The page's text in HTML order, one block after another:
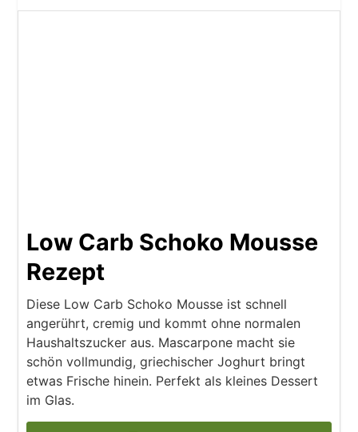
Low Carb Schoko Mousse
Rezept
Diese Low Carb Schoko Mousse ist schnell
angerührt, cremig und kommt ohne normalen
Haushaltszucker aus. Mascarpone macht sie
schön vollmundig, griechischer Joghurt bringt
etwas Frische hinein. Perfekt als kleines Dessert
im Glas.